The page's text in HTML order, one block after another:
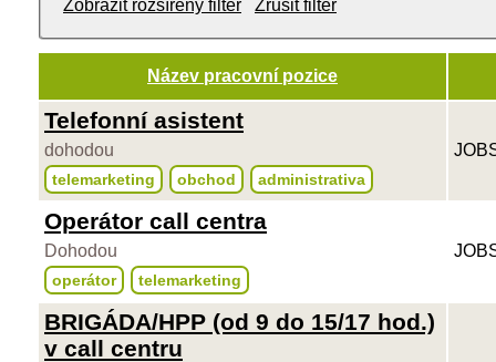
Zobrazit rozšířený filter Zrušit filter
Název pracovní pozice
Telefonní asistent
dohodou
telemarketing obchod administrativa
Operátor call centra
Dohodou
operátor telemarketing
BRIGÁDA/HPP (od 9 do 15/17 hod.)
v call centru